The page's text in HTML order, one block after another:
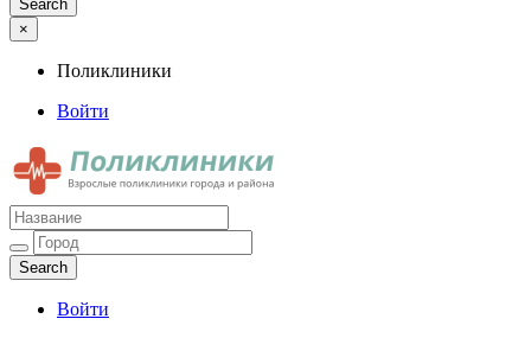
×
Поликлиники
Войти
Поликлиники
Взрослые поликлиники города и района
Войти